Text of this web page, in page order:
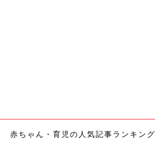
赤ちゃん・育児の人気記事ランキング